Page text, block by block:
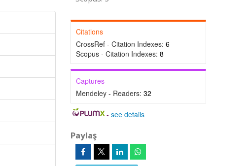
Citations
CrossRef - Citation Indexes: 6
Scopus - Citation Indexes: 8
Captures
Mendeley - Readers: 32
-see details
Paylaş